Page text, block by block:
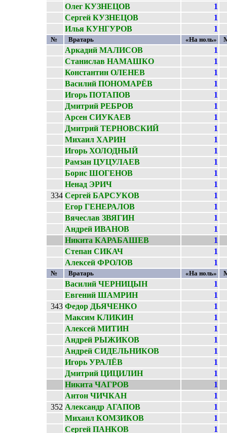
Олег КУЗНЕЦОВ
1
Сергей КУЗНЕЦОВ
1
Илья КУНГУРОВ
1
№ Вратарь «На ноль»
Аркадий МАЛИСОВ
1
Станислав НАМАШКО
1
Константин ОЛЕНЕВ
1
Василий ПОНОМАРЁВ
1
Игорь ПОТАПОВ
1
Дмитрий РЕБРОВ
1
Арсен СИУКАЕВ
1
Дмитрий ТЕРНОВСКИЙ
1
Михаил ХАРИН
1
Игорь ХОЛОДНЫЙ
1
Рамзан ЦУЦУЛАЕВ
1
Борис ШОГЕНОВ
1
Ненад ЭРИЧ
1
334 Сергей БАРСУКОВ
1
Егор ГЕНЕРАЛОВ
1
Вячеслав ЗВЯГИН
1
Андрей ИВАНОВ
1
Никита КАРАБАШЕВ
1
Степан СИКАЧ
1
Алексей ФРОЛОВ
1
№ Вратарь «На ноль»
Василий ЧЕРНИЦЫН
1
Евгений ШАМРИН
1
343 Федор ДЬЯЧЕНКО
1
Максим КЛИКИН
1
Алексей МИТИН
1
Андрей РЫЖИКОВ
1
Андрей СИДЕЛЬНИКОВ
1
Игорь УРАЛЁВ
1
Дмитрий ЦИЦИЛИН
1
Никита ЧАГРОВ
1
Антон ЧИЧКАН
1
352 Александр АГАПОВ
1
Михаил КОМЗИКОВ
1
Сергей ПАНКОВ
1